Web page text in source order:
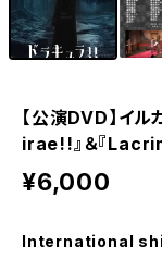
【公演DVD】イ
irae!!』＆『
¥6,000
International